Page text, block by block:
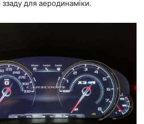
для аеродинаміки.